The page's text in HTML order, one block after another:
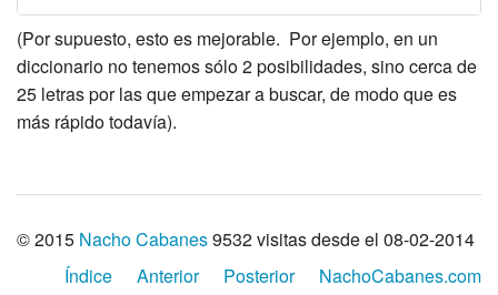
(Por supuesto, esto es mejorable. Por ejemplo, en un
diccionario no tenemos sólo 2 posibilidades, sino cerca de
25 letras por las que empezar a buscar, de modo que es
más rápido todavía).
© 2015 Nacho Cabanes9532 visitas desde el 08-02-2014
Índice
Anterior Posterior NachoCabanes.com